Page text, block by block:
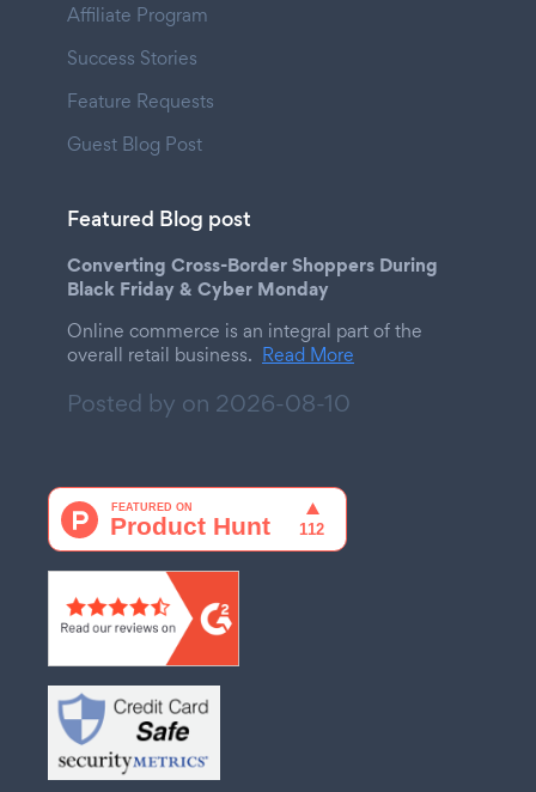
Affiliate Program
Success Stories
Feature Requests
Guest Blog Post
Featured Blog post
Converting Cross-Border Shoppers During
Black Friday & Cyber Monday
Online commerce is an integral part of the
overall retail business. Read More
Posted by on 2026-08-10